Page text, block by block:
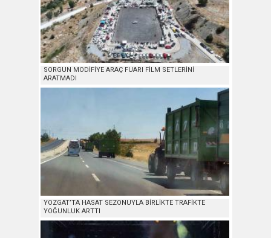
SORGUN MODİFİYE ARAÇ FUARI FİLM SETLERİNİ
ARATMADI
YOZGAT’TA HASAT SEZONUYLA BİRLİKTE TRAFİKTE
YOĞUNLUK ARTTI